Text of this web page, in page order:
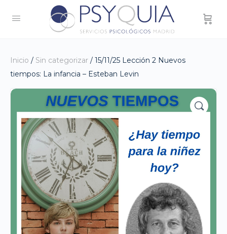
Inicio / Sin categorizar / 15/11/25 Lección 2 Nuevos
tiempos: La infancia – Esteban Levin